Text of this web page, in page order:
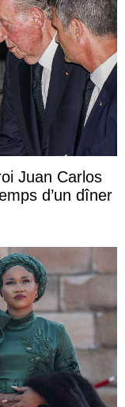
Juan Carlos
d’un dîner